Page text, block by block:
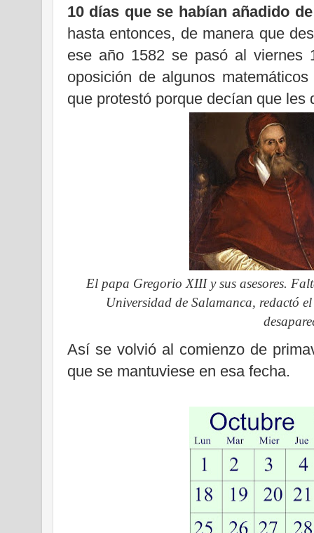
10 días que se habían añadido
hasta entonces, de manera que
ese año 1582 se pasó al
oposición de algunos
que protestó porque decían que les
El papa Gregorio XIII y sus asesores.
Universidad de Salamanca, redactó
Así se volvió al comienzo de
que se mantuviese en esa fecha.